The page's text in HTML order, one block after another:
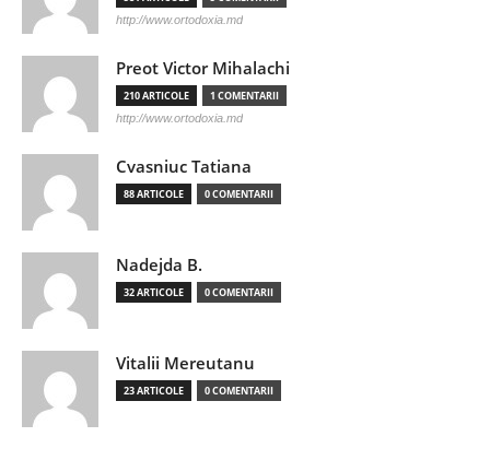
http://www.ortodoxia.md
Preot Victor Mihalachi
210 ARTICOLE 1 COMENTARII
http://www.ortodoxia.md
Cvasniuc Tatiana
88 ARTICOLE 0 COMENTARII
Nadejda B.
32 ARTICOLE 0 COMENTARII
Vitalii Mereutanu
23 ARTICOLE 0 COMENTARII